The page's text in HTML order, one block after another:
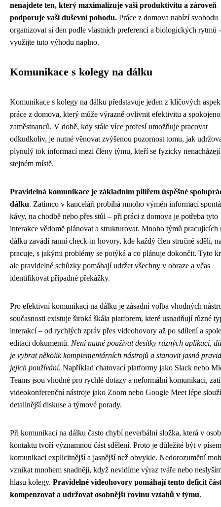
nenajdete ten, který maximalizuje vaši produktivitu a zároveň
podporuje vaši duševní pohodu. Práce z domova nabízí svobodu
organizovat si den podle vlastních preferencí a biologických rytmů -
využijte tuto výhodu naplno.
Komunikace s kolegy na dálku
Komunikace s kolegy na dálku představuje jeden z klíčových
práce z domova, který může výrazně ovlivnit efektivitu a
zaměstnanců. V době, kdy stále více profesí umožňuje pracovat
odkudkoliv, je nutné věnovat zvýšenou pozornost tomu, jak
plynulý tok informací mezi členy týmu, kteří se fyzicky nenacházejí
stejném místě.
Pravidelná komunikace je základním pilířem úspěšné
dálku. Zatímco v kanceláři probíhá mnoho výměn informací
kávy, na chodbě nebo přes stůl – při práci z domova je potřeba tyto
interakce vědomě plánovat a strukturovat. Mnoho týmů pracujících
dálku zavádí ranní check-in hovory, kde každý člen stručně sdělí,
pracuje, s jakými problémy se potýká a co plánuje dokončit. Tyto
ale pravidelné schůzky pomáhají udržet všechny v obraze a včas
identifikovat případné překážky.
Pro efektivní komunikaci na dálku je zásadní volba vhodných
současnosti existuje široká škála platforem, které usnadňují různé
interakcí – od rychlých zpráv přes videohovory až po sdílení a
editaci dokumentů. Není nutné používat desítky různých aplikací,
je vybrat několik komplementárních nástrojů a stanovit jasná
jejich používání. Například chatovací platformy jako Slack nebo
Teams jsou vhodné pro rychlé dotazy a neformální komunikaci,
videokonferenční nástroje jako Zoom nebo Google Meet lépe
detailnější diskuse a týmové porady.
Při komunikaci na dálku často chybí neverbální složka, která v
kontaktu tvoří významnou část sdělení. Proto je důležité být v
komunikaci explicitnější a jasnější než obvykle. Nedorozumění
vznikat mnohem snadněji, když nevidíme výraz tváře nebo
hlasu kolegy. Pravidelné videohovory pomáhají tento deficit
kompenzovat a udržovat osobnější rovinu vztahů v týmu.